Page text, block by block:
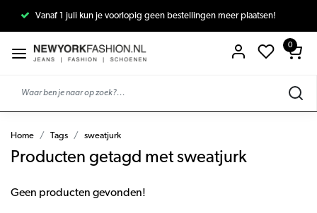
Vanaf 1 juli kun je voorlopig geen bestellingen meer plaatsen!
0
Home Tags sweatjurk
Producten getagd met sweatjurk
Geen producten gevonden!